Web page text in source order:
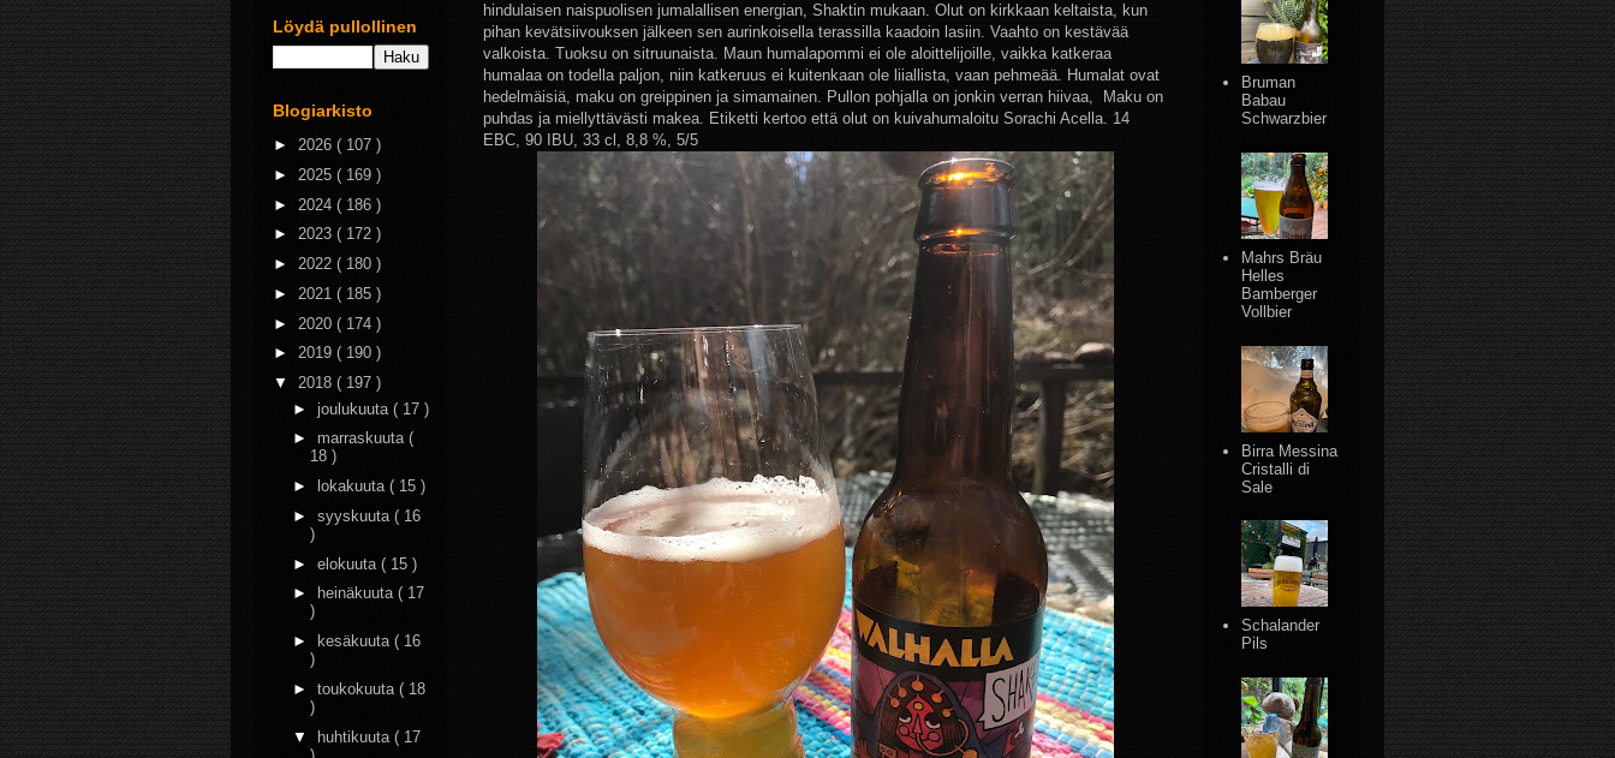
hindulaisen naispuolisen jumalallisen energian, Shaktin mukaan. Olut on kirkkaan keltaista, kun
pihan kevätsiivouksen jälkeen sen aurinkoisella terassilla kaadoin lasiin. Vaahto on kestävää
valkoista. Tuoksu on sitruunaista. Maun humalapommi ei ole aloittelijoille, vaikka katkeraa
humalaa on todella paljon, niin katkeruus ei kuitenkaan ole liiallista, vaan pehmeää. Humalat ovat
hedelmäisiä, maku on greippinen ja simamainen. Pullon pohjalla on jonkin verran hiivaa, Maku on
puhdas ja miellyttävästi makea. Etiketti kertoo että olut on kuivahumaloitu Sorachi Acella. 14
EBC, 90 IBU, 33 cl, 8,8 %, 5/5
Löydä pullollinen
Blogiarkisto
► 2026 ( 107 )
► 2025 ( 169 )
► 2024 ( 186 )
► 2023 ( 172 )
► 2022 ( 180 )
► 2021 ( 185 )
► 2020 ( 174 )
► 2019 ( 190 )
▼ 2018 ( 197 )
► joulukuuta ( 17 )
► marraskuuta (
18 )
►
lokakuuta ( 15 )
► syyskuuta ( 16
)
► elokuuta ( 15 )
►
heinäkuuta ( 17
)
►
kesäkuuta ( 16
)
► toukokuuta ( 18
)
▼ huhtikuuta ( 17
)
Bruman
Babau
Schwarzbier
Mahrs Bräu
Helles
Bamberger
Vollbier
Birra Messina
Cristalli di
Sale
Schalander
Pils